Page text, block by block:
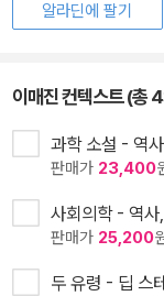
알라딘에 팔기
이매진 컨텍스트 (총
과학 소설 - 역
판매가 23,400
사회의학 - 역사
판매가 25,200
두 유령 - 딥 스